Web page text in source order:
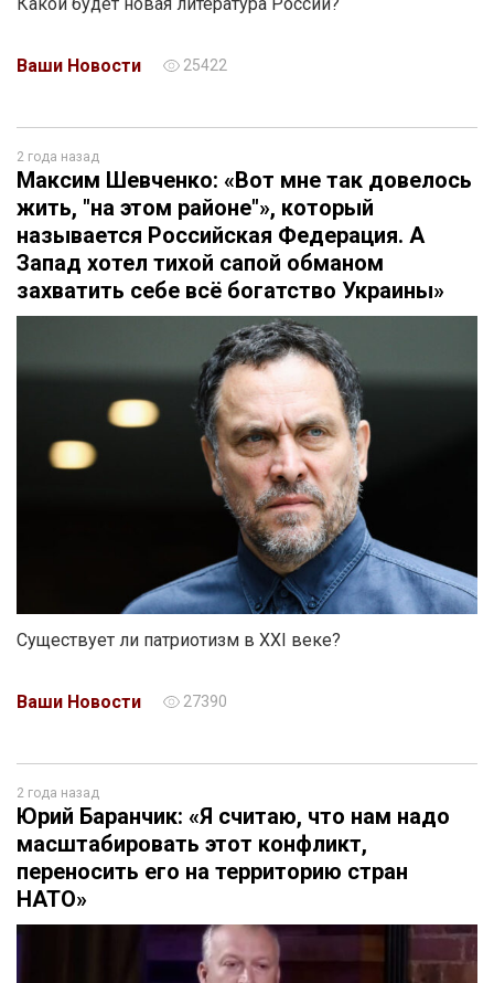
Какой будет новая литература России?
Ваши Новости 25422
2 года назад
Максим Шевченко: «Вот мне так довелось
жить, "на этом районе"», который
называется Российская Федерация. А
Запад хотел тихой сапой обманом
захватить себе всё богатство Украины»
Существует ли патриотизм в XXI веке?
Ваши Новости 27390
2 года назад
Юрий Баранчик: «Я считаю, что нам надо
масштабировать этот конфликт,
переносить его на территорию стран
НАТО»